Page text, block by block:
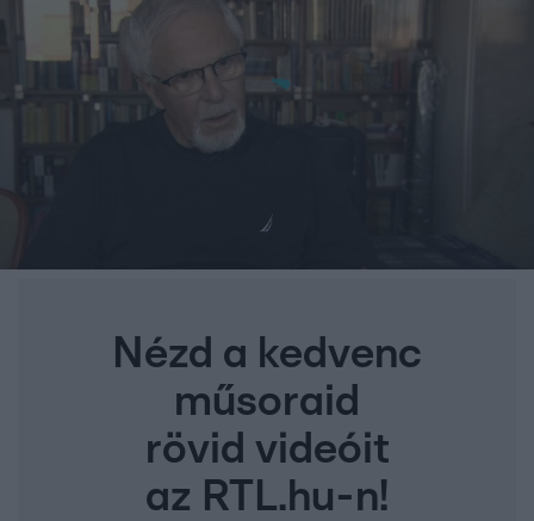
Nézd a kedvenc
műsoraid
rövid videóit
az RTL.hu-n!